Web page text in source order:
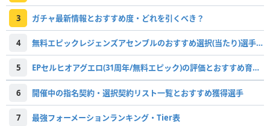
3 ガチャ最新情報とおすすめ度・どれを引くべき？
4 無料エピックレジェンズアセンブルのおすすめ選択(当たり)選手ランキングと引き方
5 EPセルヒオアグエロ(31周年/無料エピック)の評価とおすすめ育成・スキル追加
6 開催中の指名契約・選択契約リスト一覧とおすすめ獲得選手
7 最強フォーメーションランキング・Tier表